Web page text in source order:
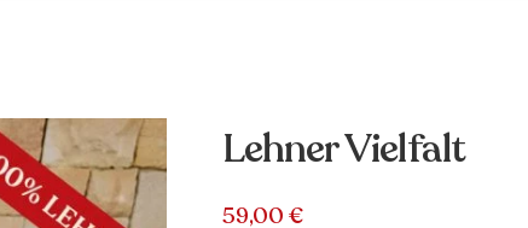
Lehner Vielfalt
59,00€